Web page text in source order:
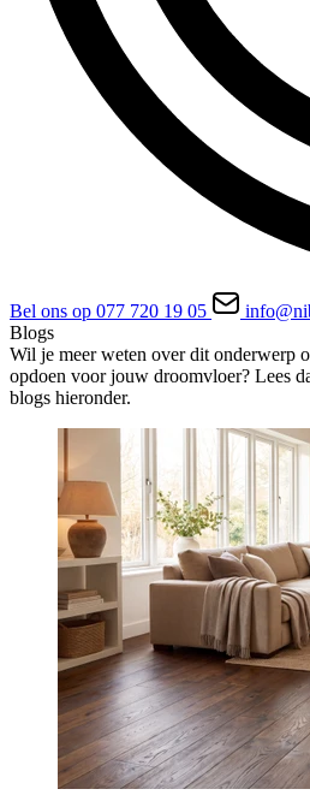
Bel ons op 077 720 19 05
Blogs
Wil je meer weten over dit onderwerp
opdoen voor jouw droomvloer? Lees
blogs hieronder.